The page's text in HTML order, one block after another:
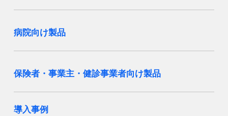
病院向け製品
保険者・事業主・健診事業者向け製品
導入事例